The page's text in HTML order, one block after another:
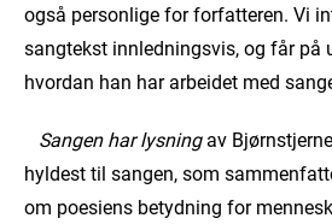
også personlige for forfatteren. Vi
sangtekst innledningsvis, og får på
hvordan han har arbeidet med
Sangen har lysningav
hyldest til sangen, som
om poesiens betydning for